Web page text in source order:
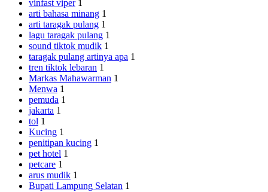
vinfast viper 1
arti bahasa minang 1
arti taragak pulang 1
lagu taragak pulang 1
sound tiktok mudik 1
taragak pulang artinya apa 1
tren tiktok lebaran 1
Markas Mahawarman 1
Menwa 1
pemuda 1
jakarta 1
tol 1
Kucing 1
penitipan kucing 1
pet hotel 1
petcare 1
arus mudik 1
Bupati Lampung Selatan 1